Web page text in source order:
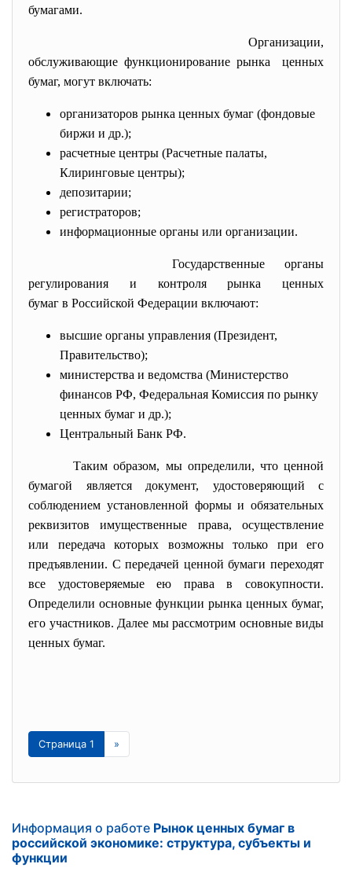
бумагами.
Организации,
обслуживающие функционирование рынка ценных
бумаг, могут включать:
организаторов рынка ценных бумаг (фондовые
биржи и др.);
расчетные центры (Расчетные палаты,
Клиринговые центры);
депозитарии;
регистраторов;
информационные органы или организации.
Государственные органы
регулирования и контроля рынка ценных
бумаг в Российской Федерации включают:
высшие органы управления (Президент,
Правительство);
министерства и ведомства (Министерство
финансов РФ, Федеральная Комиссия по рынку
ценных бумаг и др.);
Центральный Банк РФ.
Таким образом, мы определили, что ценной
бумагой является документ, удостоверяющий с
соблюдением установленной формы и обязательных
реквизитов имущественные права, осуществление
или передача которых возможны только при его
предъявлении. С передачей ценной бумаги переходят
все удостоверяемые ею права в совокупности.
Определили основные функции рынка ценных бумаг,
его участников. Далее мы рассмотрим основные виды
ценных бумаг.
Страница 1 »
Информация о работе Рынок ценных бумаг в
российской экономике: структура, субъекты и
функции